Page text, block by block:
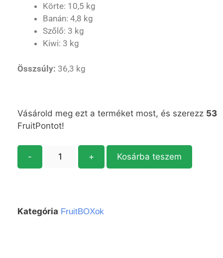
Körte: 10,5 kg
Banán: 4,8 kg
Szőlő: 3 kg
Kiwi: 3 kg
Összsúly: 36,3 kg
Vásárold meg ezt a terméket most, és szerezz 53
FruitPontot!
- + Kosárba teszem
Kategória FruitBOXok